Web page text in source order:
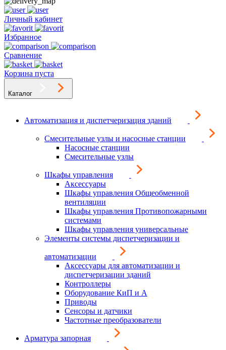
Личный кабинет
Избранное
Сравнение
Корзина пуста
Каталог
Автоматизация и диспетчеризация зданий
Смесительные узлы и насосные станции
Насосные станции
Смесительные узлы
Шкафы управления
Аксессуары
Шкафы управления Общеобменной
вентиляции
Шкафы управления Противопожарными
системами
Шкафы управления универсальные
Элементы системы диспетчеризации и
автоматизации
Аксессуары для автоматизации и
диспетчеризации зданий
Контроллеры
Оборудование КиП и А
Приводы
Сенсоры и датчики
Частотные преобразователи
Арматура запорная